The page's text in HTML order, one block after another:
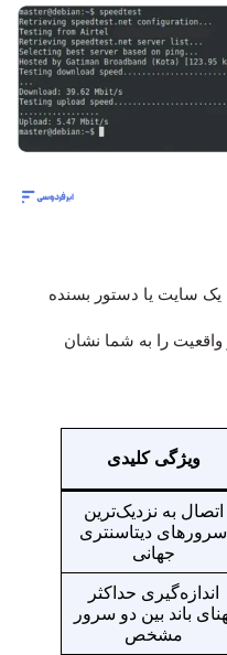
یک سایت یا دستور بسنده
واقعیت را به شما نشان
ویژگی کلیدی
اتصال به نزدیک‌ترین
سرورهای دیتاسنتری
جهانی
اندازه‌گیری حداکثر
باند بین دو سرور
مشخص